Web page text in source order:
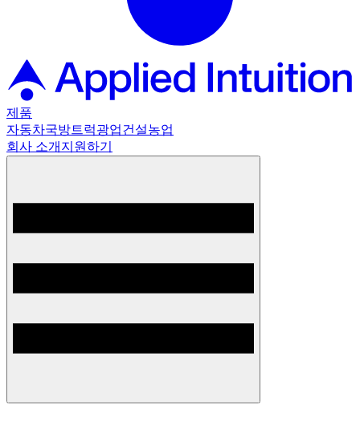
제품
자동차국방트럭광업건설농업
회사 소개 지원하기